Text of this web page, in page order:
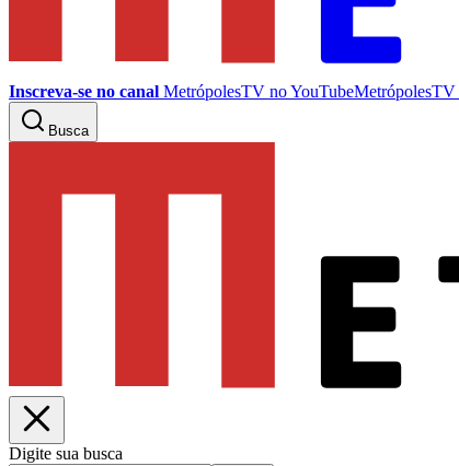
Inscreva-se no canal MetrópolesTV noYouTubeMetrópolesTV
Busca
Digite sua busca